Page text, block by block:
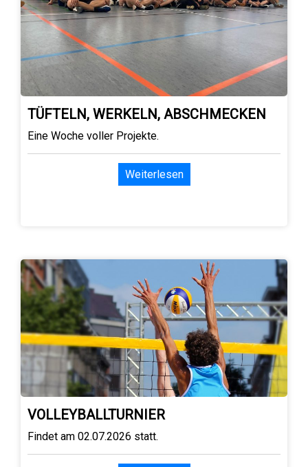
TÜFTELN, WERKELN, ABSCHMECKEN
Eine Woche voller Projekte.
Weiterlesen
VOLLEYBALLTURNIER
Findet am 02.07.2026 statt.